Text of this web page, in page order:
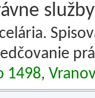
služby
1498,